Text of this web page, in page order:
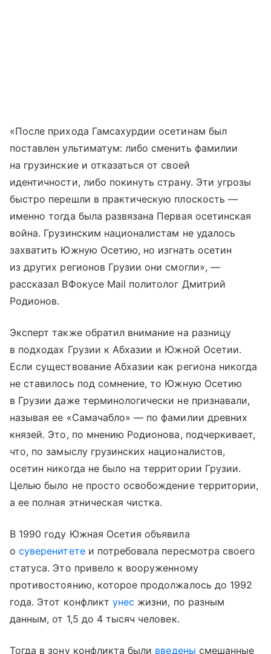
«После прихода Гамсахурдии осетинам был
поставлен ультиматум: либо сменить фамилии
на грузинские и отказаться от своей
идентичности, либо покинуть страну. Эти угрозы
быстро перешли в практическую плоскость —
именно тогда была развязана Первая осетинская
война. Грузинским националистам не удалось
захватить Южную Осетию, но изгнать осетин
из других регионов Грузии они смогли», —
рассказал ВФокусе Mail политолог Дмитрий
Родионов.
Эксперт также обратил внимание на разницу
в подходах Грузии к Абхазии и Южной Осетии.
Если существование Абхазии как региона никогда
не ставилось под сомнение, то Южную Осетию
в Грузии даже терминологически не признавали,
называя ее «Самачабло» — по фамилии древних
князей. Это, по мнению Родионова, подчеркивает,
что, по замыслу грузинских националистов,
осетин никогда не было на территории Грузии.
Целью было не просто освобождение территории,
а ее полная этническая чистка.
В 1990 году Южная Осетия объявила
осуверенитетеи потребовала пересмотра своего
статуса. Это привело к вооруженному
противостоянию, которое продолжалось до 1992
года. Этот конфликт унес жизни, по разным
данным, от 1,5 до 4 тысяч человек.
Тогда в зону конфликта были введены смешанные